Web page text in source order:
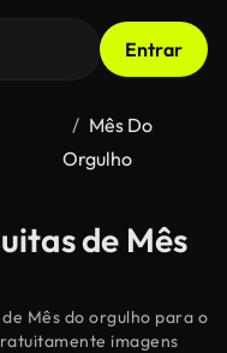
Entrar
Mês Do
Orgulho
de Mês
Mês do orgulho para o
imagens